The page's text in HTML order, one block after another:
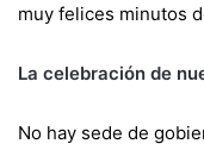
muy felices minutos
La celebración de
No hay sede de